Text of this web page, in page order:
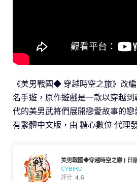
《美男戰國◆ 穿越時空之旅》改
名手遊，原作遊戲是一款以穿越
代的美男武將們展開戀愛故事的
有繁體中文版，由 糖心數位 代理
美男戰國◆穿越時空之戀 | 日
CYBIRD
評分:4.6